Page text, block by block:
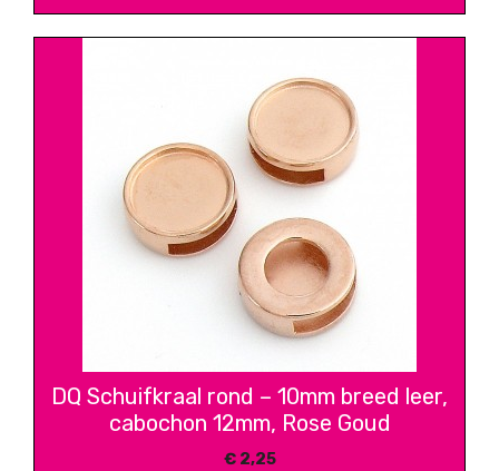
DQ Schuifkraal rond – 10mm breed leer,
cabochon 12mm, Rose Goud
€2,25